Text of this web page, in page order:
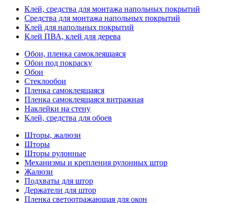
Клей, средства для монтажа напольных покрытий
Средства для монтажа напольных покрытий
Клей для напольных покрытий
Клей ПВА, клей для дерева
Обои, пленка самоклеящаяся
Обои под покраску
Обои
Стеклообои
Пленка самоклеящаяся
Пленка самоклеящаяся витражная
Наклейки на стену
Клей, средства для обоев
Шторы, жалюзи
Шторы
Шторы рулонные
Механизмы и крепления рулонных штор
Жалюзи
Подхваты для штор
Держатели для штор
Пленка светоотражающая для окон